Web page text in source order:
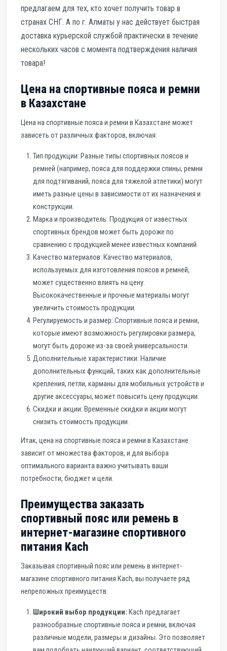
предлагаем для тех, кто хочет получить товар в
странах СНГ. А по г. Алматы у нас действует быстрая
доставка курьерской службой практически в течение
нескольких часов с момента подтверждения наличия
товара!
Цена на спортивные пояса и ремни
в Казахстане
Цена на спортивные пояса и ремни в Казахстане может
зависеть от различных факторов, включая:
Тип продукции: Разные типы спортивных поясов и
ремней (например, пояса для поддержки спины, ремни
для подтягиваний, пояса для тяжелой атлетики) могут
иметь разные цены в зависимости от их назначения и
конструкции.
Марка и производитель: Продукция от известных
спортивных брендов может быть дороже по
сравнению с продукцией менее известных компаний.
Качество материалов: Качество материалов,
используемых для изготовления поясов и ремней,
может существенно влиять на цену.
Высококачественные и прочные материалы могут
увеличить стоимость продукции.
Регулируемость и размер: Спортивные пояса и ремни,
которые имеют возможность регулировки размера,
могут быть дороже из-за своей универсальности.
Дополнительные характеристики: Наличие
дополнительных функций, таких как дополнительные
крепления, петли, карманы для мобильных устройств и
другие аксессуары, может повысить цену продукции.
Скидки и акции: Временные скидки и акции могут
снизить стоимость продукции.
Итак, цена на спортивные пояса и ремни в Казахстане
зависит от множества факторов, и для выбора
оптимального варианта важно учитывать ваши
потребности, бюджет и цели.
Преимущества заказать
спортивный пояс или ремень в
интернет-магазине спортивного
питания Kach
Заказывая спортивный пояс или ремень в интернет-
магазине спортивного питания Kach, вы получаете ряд
непреложных преимуществ:
Широкий выбор продукции: Kach предлагает
разнообразные спортивные пояса и ремни, включая
различные модели, размеры и дизайны. Это позволяет